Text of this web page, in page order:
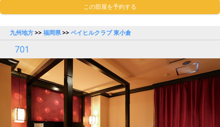
この部屋を予約する
九州地方>>福岡県>>ベイヒルクラブ 東小倉
701